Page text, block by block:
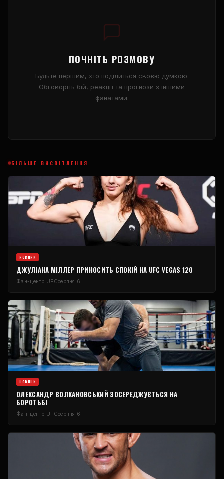
ПОЧНІТЬ РОЗМОВУ
Будьте першим, хто поділиться своєю думкою.
Обговоріть бій, реакції та прогнози з іншими
фанатами.
БІЛЬШЕ ВИСВІТЛЕННЯ
НОВИНИ
ДЖУЛІАНА МІЛЛЕР ПРИНОСИТЬ СПОКІЙ НА UFC VEGAS 120
Фан-центр UFCсерпня 6
НОВИНИ
ОЛЕКСАНДР ВОЛКАНОВСЬКИЙ ЗОСЕРЕДЖУЄТЬСЯ НА
БОРОТЬБІ
Фан-центр UFCсерпня 6